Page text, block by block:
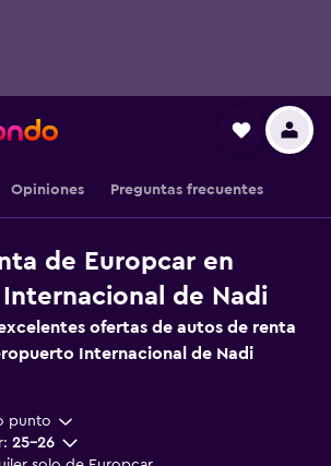
Opiniones Preguntas frecuentes
de Europcar en
de Nadi
ofertas de autos de renta
Internacional de Nadi
punto
25-26